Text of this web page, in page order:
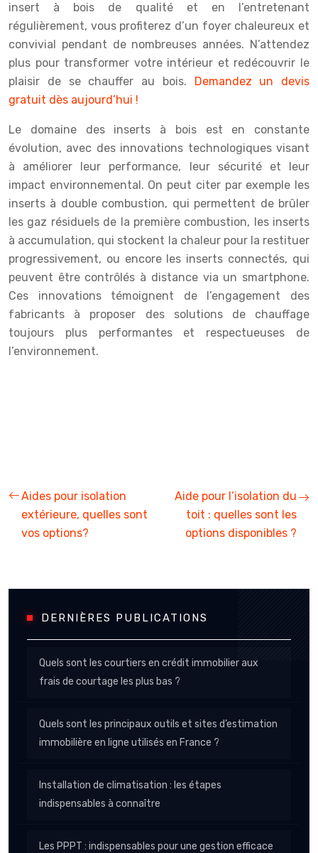
insert à bois de qualité et en l’entretenant
régulièrement, vous profiterez d’un foyer chaleureux et
convivial pendant de nombreuses années. N’attendez
plus pour transformer votre intérieur et redécouvrir le
plaisir de se chauffer au bois. Demandez un devis
gratuit dès aujourd’hui !
Le domaine des inserts à bois est en constante
évolution, avec des innovations technologiques visant
à améliorer leur performance, leur sécurité et leur
impact environnemental. On peut citer par exemple les
inserts à double combustion, qui permettent de brûler
les gaz résiduels de la première combustion, les inserts
à accumulation, qui stockent la chaleur pour la restituer
progressivement, ou encore les inserts connectés, qui
peuvent être contrôlés à distance via un smartphone.
Ces innovations témoignent de l’engagement des
fabricants à proposer des solutions de chauffage
toujours plus performantes et respectueuses de
l’environnement.
Aides pour isolation
extérieure, quelles sont
vos options?
Aide pour l’isolation du
toit : quelles sont les
options disponibles ?
DERNIÈRES PUBLICATIONS
Quels sont les courtiers en crédit immobilier aux
frais de courtage les plus bas ?
Quels sont les principaux outils et sites d’estimation
immobilière en ligne utilisés en France ?
Installation de climatisation : les étapes
indispensables à connaître
Les PPPT : indispensables pour une gestion efficace